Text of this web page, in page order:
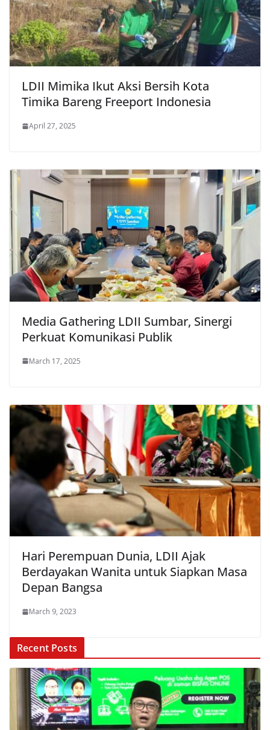
LDII Mimika Ikut Aksi Bersih Kota
Timika Bareng Freeport Indonesia
April 27, 2025
Media Gathering LDII Sumbar, Sinergi
Perkuat Komunikasi Publik
March 17, 2025
Hari Perempuan Dunia, LDII Ajak
Berdayakan Wanita untuk Siapkan Masa
Depan Bangsa
March 9, 2023
Recent Posts